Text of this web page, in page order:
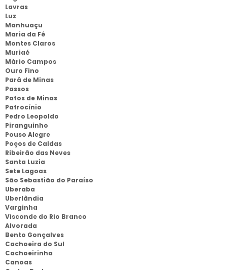
Lavras
Luz
Manhuaçu
Maria da Fé
Montes Claros
Muriaé
Mário Campos
Ouro Fino
Pará de Minas
Passos
Patos de Minas
Patrocínio
Pedro Leopoldo
Piranguinho
Pouso Alegre
Poços de Caldas
Ribeirão das Neves
Santa Luzia
Sete Lagoas
São Sebastião do Paraíso
Uberaba
Uberlândia
Varginha
Visconde do Rio Branco
Alvorada
Bento Gonçalves
Cachoeira do Sul
Cachoeirinha
Canoas